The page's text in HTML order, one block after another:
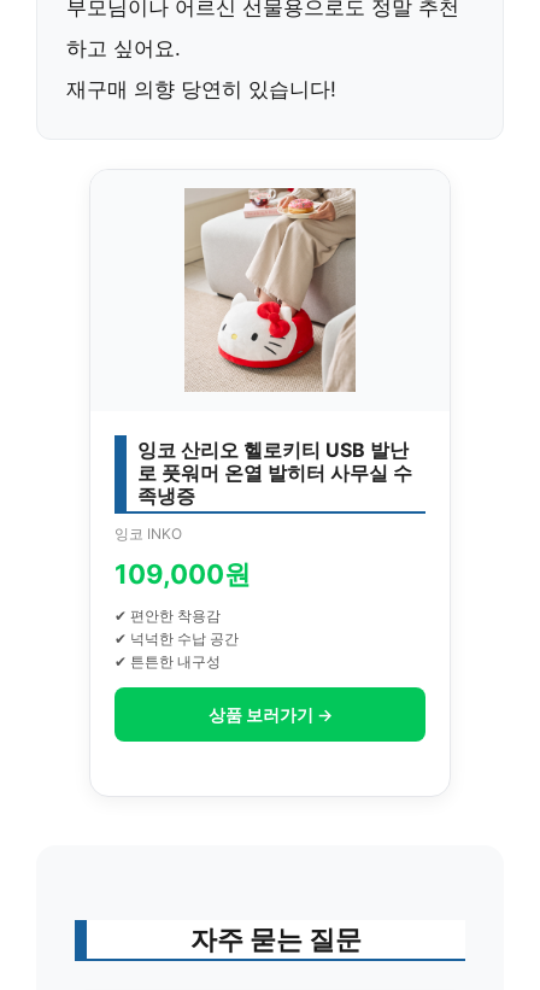
부모님이나 어르신 선물용으로도 정말 추천
하고 싶어요.
재구매 의향 당연히 있습니다!
잉코 산리오 헬로키티 USB 발난
로 풋워머 온열 발히터 사무실 수
족냉증
잉코 INKO
109,000원
✔ 편안한 착용감
✔ 넉넉한 수납 공간
✔ 튼튼한 내구성
상품 보러가기 →
자주 묻는 질문